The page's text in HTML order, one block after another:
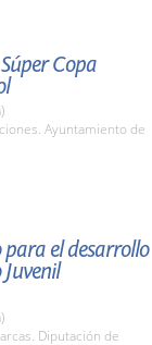
Copa
Ayuntamiento de
para el desarrollo
Diputación de